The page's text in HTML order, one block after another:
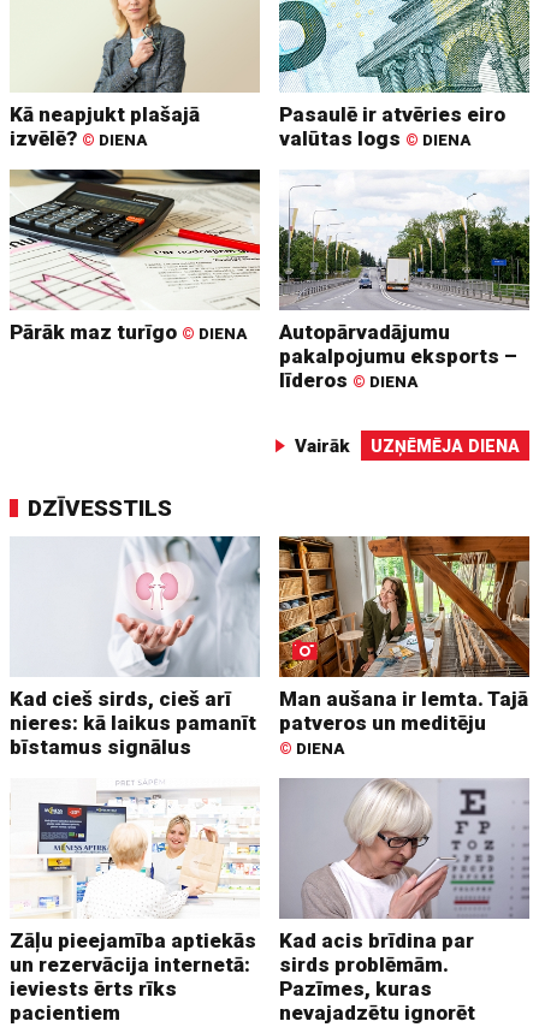
Kā neapjukt plašajā
izvēlē? © DIENA
Pasaulē ir atvēries eiro
valūtas logs © DIENA
Pārāk maz turīgo © DIENA
Autopārvadājumu
pakalpojumu eksports –
līderos © DIENA
Vairāk UZŅĒMĒJA DIENA
DZĪVESSTILS
Kad cieš sirds, cieš arī
nieres: kā laikus pamanīt
bīstamus signālus
Man aušana ir lemta. Tajā
patveros un meditēju
© DIENA
Zāļu pieejamība aptiekās
un rezervācija internetā:
ieviests ērts rīks
pacientiem
Kad acis brīdina par
sirds problēmām.
Pazīmes, kuras
nevajadzētu ignorēt